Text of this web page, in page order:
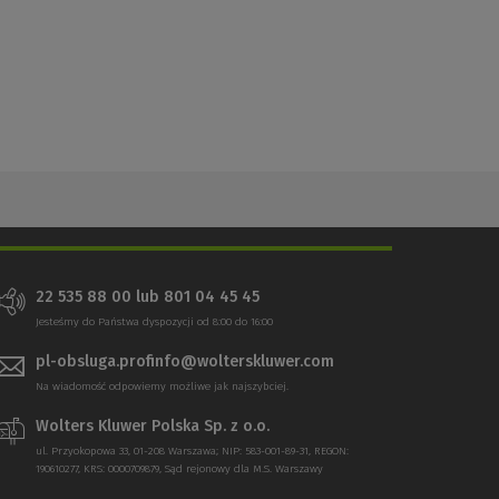
22 535 88 00 lub 801 04 45 45
Jesteśmy do Państwa dyspozycji od 8:00 do 16:00
pl-obsluga.profinfo@wolterskluwer.com
Na wiadomość odpowiemy możliwe jak najszybciej.
Wolters Kluwer Polska Sp. z o.o.
ul. Przyokopowa 33, 01-208 Warszawa; NIP: 583-001-89-31, REGON:
190610277, KRS: 0000709879, Sąd rejonowy dla M.S. Warszawy